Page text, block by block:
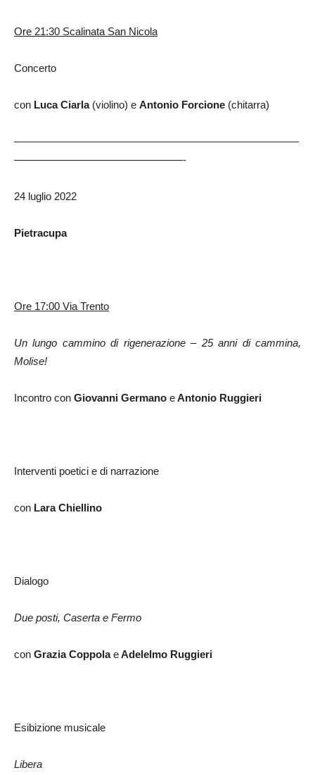
Ore 21:30 Scalinata San Nicola
Concerto
con Luca Ciarla(violino) e Antonio Forcione (chitarra)
———————————————————————————
————————————————-
24 luglio 2022
Pietracupa
Ore 17:00 Via Trento
Un lungo cammino di rigenerazione – 25 anni di cammina,
Molise!
Incontro con Giovanni Germano eAntonio Ruggieri
Interventi poetici e di narrazione
con Lara Chiellino
Dialogo
Due posti, Caserta e Fermo
con Grazia CoppolaeAdelelmo Ruggieri
Esibizione musicale
Libera